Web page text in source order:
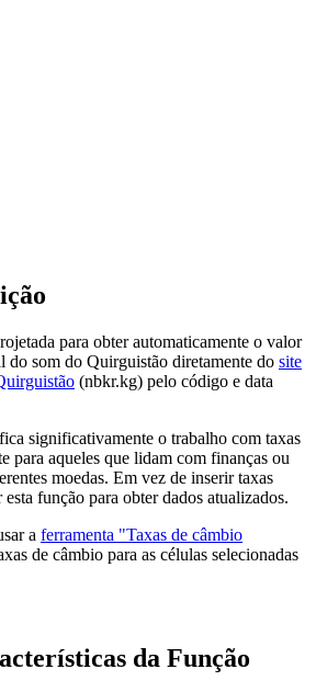
para obter automaticamente o valor
do som do Quirguistão diretamente do site
(nbkr.kg) pelo código e data
significativamente o trabalho com taxas
para aqueles que lidam com finanças ou
moedas. Em vez de inserir taxas
esta função para obter dados atualizados.
a ferramenta "Taxas de câmbio
de câmbio para as células selecionadas
da Função